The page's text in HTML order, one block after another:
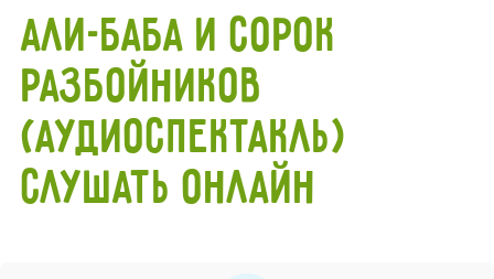
АЛИ-БАБА И СОРОК
РАЗБОЙНИКОВ
(АУДИОСПЕКТАКЛЬ)
СЛУШАТЬ ОНЛАЙН